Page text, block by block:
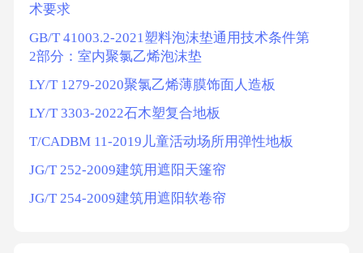
术要求
GB/T 41003.2-2021塑料泡沫垫通用技术条件第
2部分：室内聚氯乙烯泡沫垫
LY/T 1279-2020聚氯乙烯薄膜饰面人造板
LY/T 3303-2022石木塑复合地板
T/CADBM 11-2019儿童活动场所用弹性地板
JG/T 252-2009建筑用遮阳天篷帘
JG/T 254-2009建筑用遮阳软卷帘